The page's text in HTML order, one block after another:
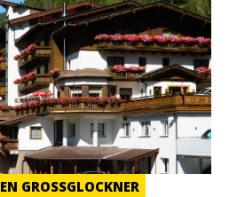
GROSSGLOCKNER